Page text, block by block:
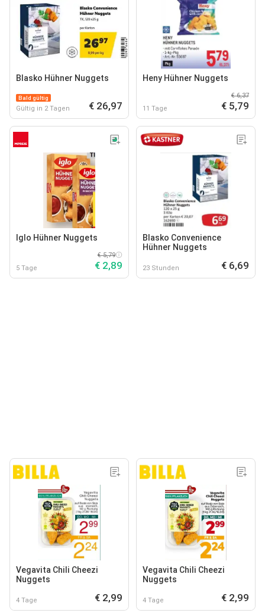
Blasko Hühner Nuggets
Bald gültig
Gültig in 2 Tagen € 26,97
Heny Hühner Nuggets
11 Tage
€ 6,37
€ 5,79
Iglo Hühner Nuggets
5 Tage
€ 5,79
€ 2,89
Blasko Convenience
Hühner Nuggets
23 Stunden € 6,69
Vegavita Chili Cheezi
Nuggets
4 Tage € 2,99
Vegavita Chili Cheezi
Nuggets
4 Tage € 2,99